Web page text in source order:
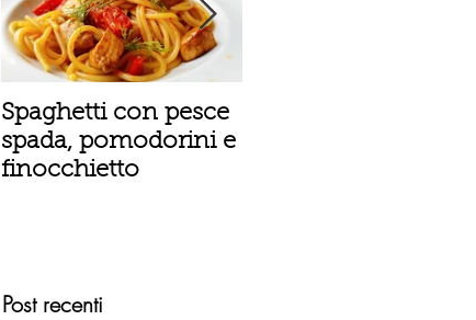
Spaghetti con pesce
spada, pomodorini e
finocchietto
Post recenti